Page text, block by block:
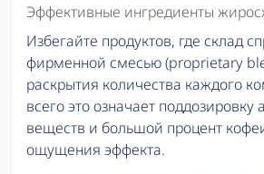
Эффективные ингредиенты
Избегайте продуктов, где склад
фирменной смесью (proprietary
раскрытия количества каждого
всего это означает поддозировку
веществ и большой процент
ощущения эффекта.